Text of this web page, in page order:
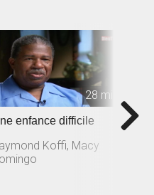
28 min
enfance difficile
Koffi, Macy